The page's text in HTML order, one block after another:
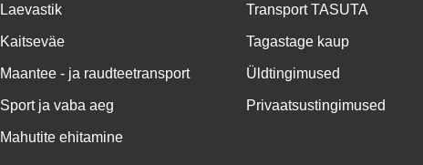
Laevastik
Kaitseväe
Maantee - ja raudteetransport
Sport ja vaba aeg
Mahutite ehitamine
Transport TASUTA
Tagastage kaup
Üldtingimused
Privaatsustingimused